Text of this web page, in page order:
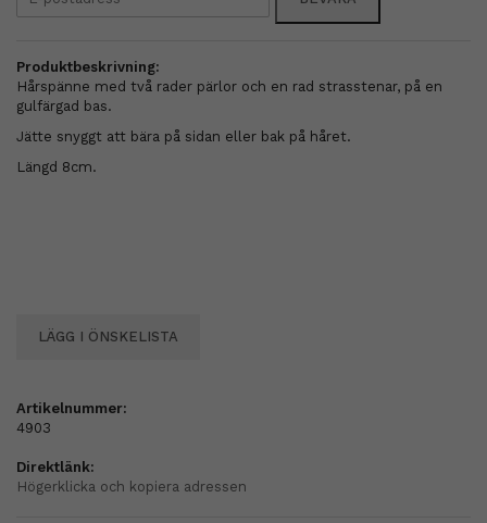
Produktbeskrivning:
Hårspänne med två rader pärlor och en rad strasstenar, på en
gulfärgad bas.
Jätte snyggt att bära på sidan eller bak på håret.
Längd 8cm.
LÄGG I ÖNSKELISTA
Artikelnummer:
4903
Direktlänk:
Högerklicka och kopiera adressen